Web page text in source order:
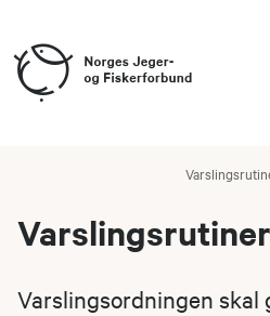
Varslingsrutiner
Varslingsordningen skal